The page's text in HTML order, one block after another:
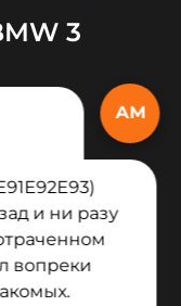
3
и ни разу
вопреки